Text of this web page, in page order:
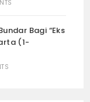
Bagi “Eks
(1-